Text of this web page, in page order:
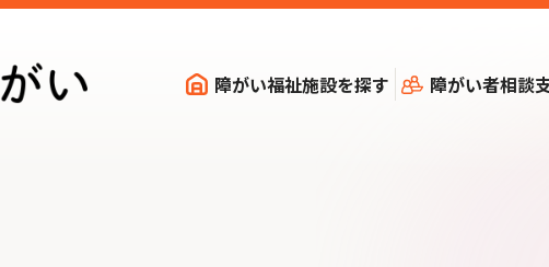
障がい福祉施設を探す 障がい者相談